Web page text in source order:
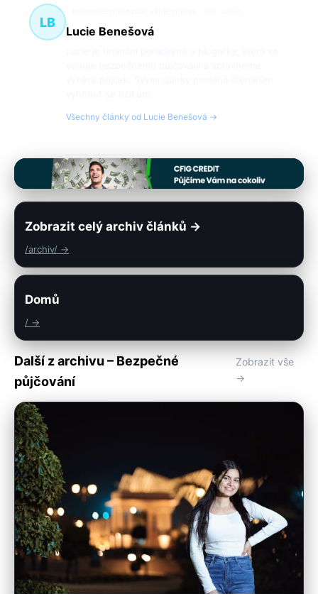
LB
Lucie Benešová
Všechny články od Lucie Benešová →
Zobrazit celý archiv článků →
/archiv/ →
Domů
/ →
Další z archivu – Bezpečné
půjčování
Zobrazit vše
→